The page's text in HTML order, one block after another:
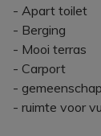
- Apart toilet
- Berging
- Mooi terras
- Carport
-
- ruimte voor